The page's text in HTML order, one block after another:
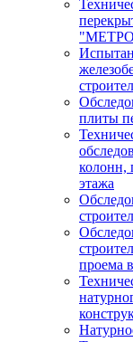
плиты
колонн,
этажа
проема